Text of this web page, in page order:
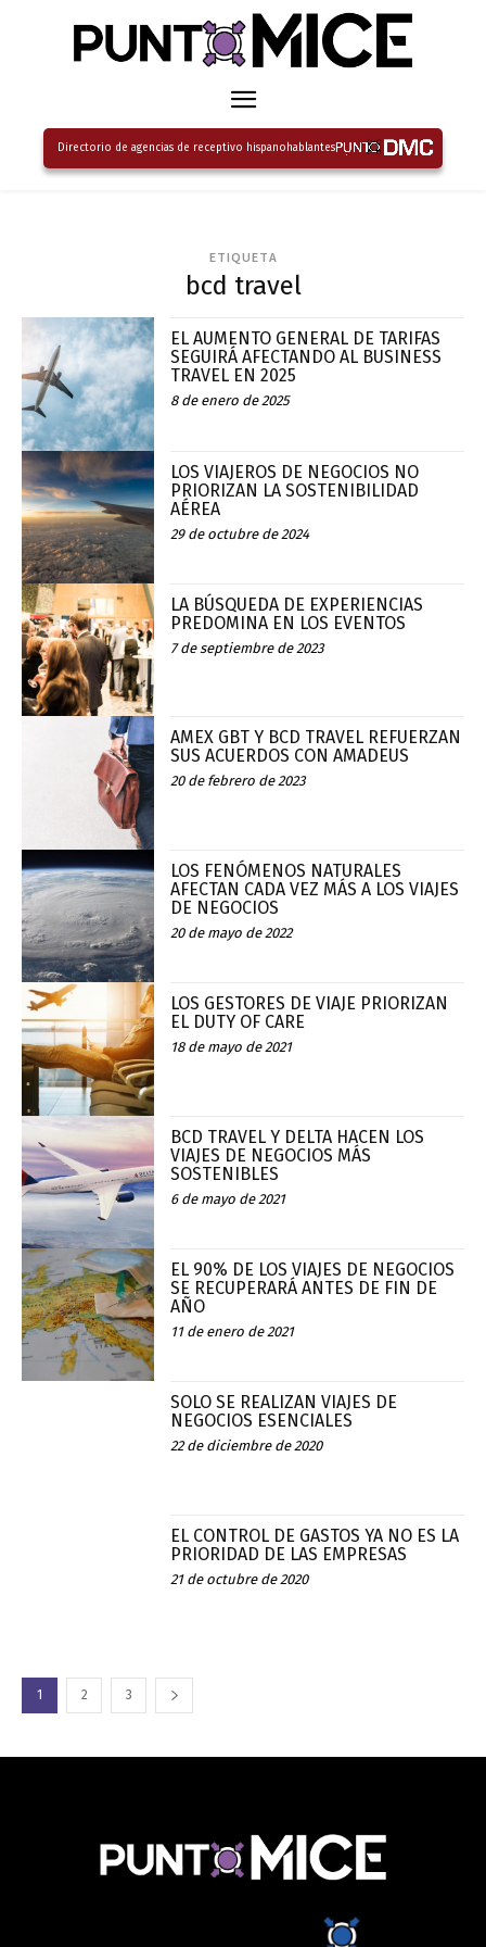
Directorio de agencias de receptivo hispanohablantes
ETIQUETA
bcd travel
EL AUMENTO GENERAL DE TARIFAS
SEGUIRÁ AFECTANDO AL BUSINESS
TRAVEL EN 2025
8 de enero de 2025
LOS VIAJEROS DE NEGOCIOS NO
PRIORIZAN LA SOSTENIBILIDAD
AÉREA
29 de octubre de 2024
LA BÚSQUEDA DE EXPERIENCIAS
PREDOMINA EN LOS EVENTOS
7 de septiembre de 2023
AMEX GBT Y BCD TRAVEL REFUERZAN
SUS ACUERDOS CON AMADEUS
20 de febrero de 2023
LOS FENÓMENOS NATURALES
AFECTAN CADA VEZ MÁS A LOS VIAJES
DE NEGOCIOS
20 de mayo de 2022
LOS GESTORES DE VIAJE PRIORIZAN
EL DUTY OF CARE
18 de mayo de 2021
BCD TRAVEL Y DELTA HACEN LOS
VIAJES DE NEGOCIOS MÁS
SOSTENIBLES
6 de mayo de 2021
EL 90% DE LOS VIAJES DE NEGOCIOS
SE RECUPERARÁ ANTES DE FIN DE
AÑO
11 de enero de 2021
SOLO SE REALIZAN VIAJES DE
NEGOCIOS ESENCIALES
22 de diciembre de 2020
EL CONTROL DE GASTOS YA NO ES LA
PRIORIDAD DE LAS EMPRESAS
21 de octubre de 2020
1 2 3